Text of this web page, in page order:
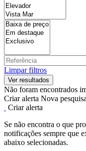
Limpar filtros
Não foram encontrados
Criar alerta Nova pesquisa
Criar alerta
Se não encontra o que
notificações sempre que
abaixo selecionadas.